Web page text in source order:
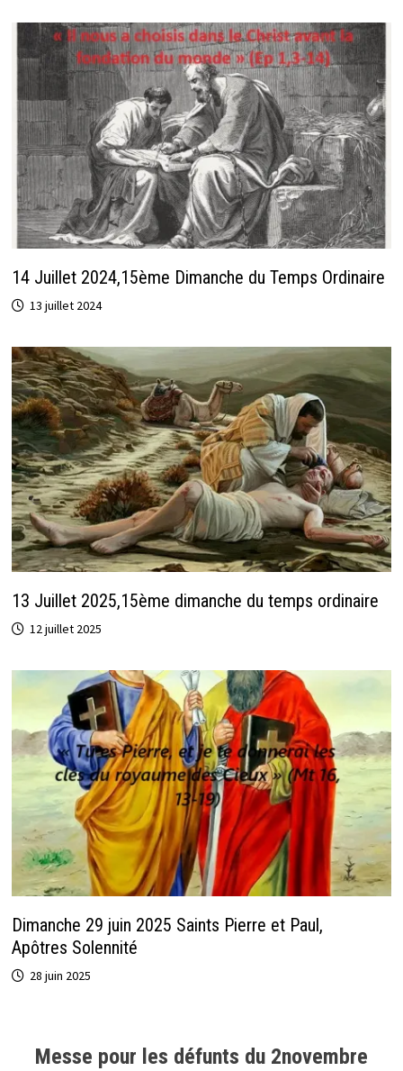
14 Juillet 2024,15ème Dimanche du Temps Ordinaire
13 juillet 2024
13 Juillet 2025,15ème dimanche du temps ordinaire
12 juillet 2025
Dimanche 29 juin 2025 Saints Pierre et Paul,
Apôtres Solennité
28 juin 2025
Messe pour les défunts du 2novembre